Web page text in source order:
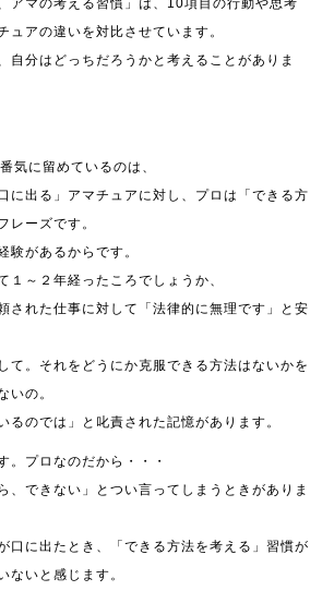
アマの考える習慣」は、10項目の行動や思考
ュアの違いを対比させています。
自分はどっちだろうかと考えることがありま
気に留めているのは、
に出る」アマチュアに対し、プロは「できる方
レーズです。
験があるからです。
１～２年経ったころでしょうか、
された仕事に対して「法律的に無理です」と安
て。それをどうにか克服できる方法はないかを
いの。
るのでは」と叱責された記憶があります。
。プロなのだから・・・
、できない」とつい言ってしまうときがありま
口に出たとき、「できる方法を考える」習慣が
ないと感じます。